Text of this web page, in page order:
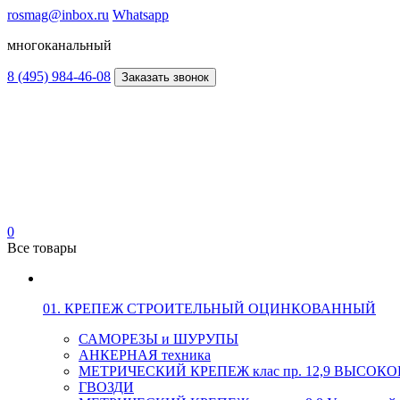
rosmag@inbox.ru Whatsapp
многоканальный
8 (495) 984-46-08 Заказать звонок
0
Все товары
01. КРЕПЕЖ СТРОИТЕЛЬНЫЙ ОЦИНКОВАННЫЙ
САМОРЕЗЫ и ШУРУПЫ
АНКЕРНАЯ техника
МЕТРИЧЕСКИЙ КРЕПЕЖ клас пр. 12,9
ГВОЗДИ